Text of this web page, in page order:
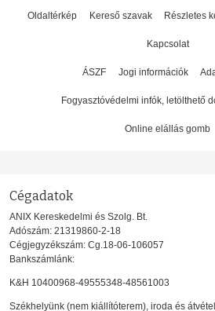
Oldaltérkép Kereső szavak Részletes
Kapcsolat
ÁSZF Jogi információk
Fogyasztóvédelmi infók, letölthető
Online elállás gomb
Cégadatok
ANIX Kereskedelmi és Szolg. Bt.
Adószám: 21319860-2-18
Cégjegyzékszám: Cg.18-06-106057
Bankszámlánk:
K&H 10400968-49555348-48561003
Székhelyünk (nem kiállítóterem), iroda és